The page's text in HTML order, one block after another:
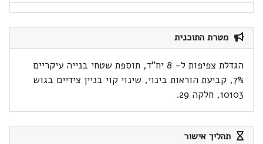
מטרת התוכנית
הגדלת צפיפות ל- 8 יח"ד, תוספת שטחי בנייה עיקריים
7%, קביעת הוראות בינוי, שינוי קוי בניין צידיים בגוש
10103, חלקה 29.
תהליך אישור